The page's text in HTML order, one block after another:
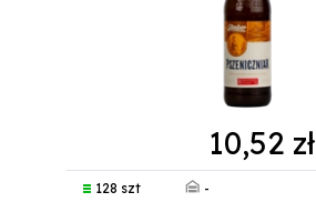
10,52 zł
128 szt -